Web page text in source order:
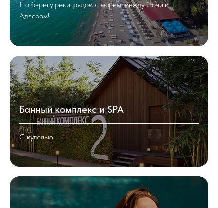
На берегу реки, рядом с морем, между Сочи и
Адлером!
Банный комплекс и SPA
С купелью!